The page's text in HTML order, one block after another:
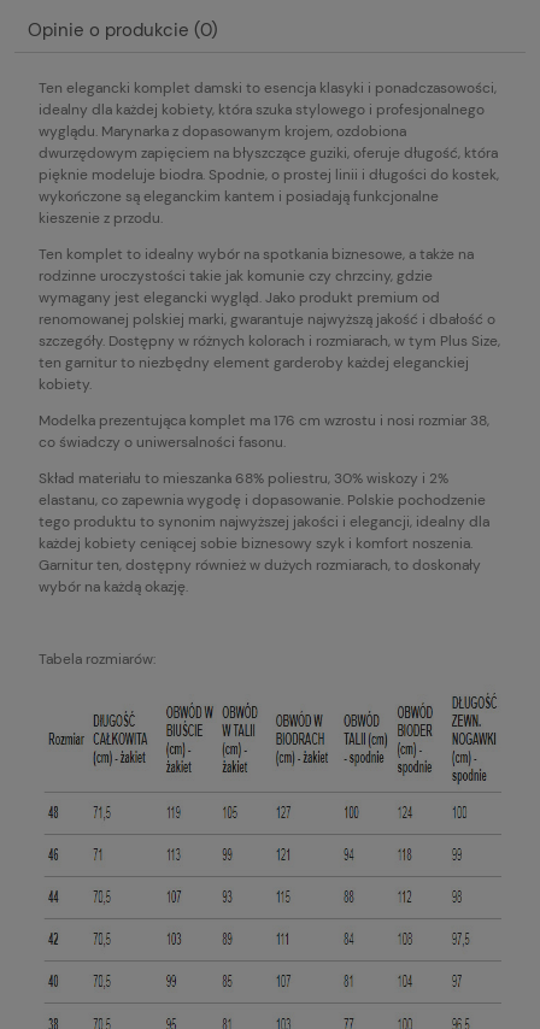
Opinie o produkcie (0)
Ten elegancki komplet damski to esencja klasyki i ponadczasowości,
idealny dla każdej kobiety, która szuka stylowego i profesjonalnego
wyglądu. Marynarka z dopasowanym krojem, ozdobiona
dwurzędowym zapięciem na błyszczące guziki, oferuje długość, która
pięknie modeluje biodra. Spodnie, o prostej linii i długości do kostek,
wykończone są eleganckim kantem i posiadają funkcjonalne
kieszenie z przodu.
Ten komplet to idealny wybór na spotkania biznesowe, a także na
rodzinne uroczystości takie jak komunie czy chrzciny, gdzie
wymagany jest elegancki wygląd. Jako produkt premium od
renomowanej polskiej marki, gwarantuje najwyższą jakość i dbałość o
szczegóły. Dostępny w różnych kolorach i rozmiarach, w tym Plus Size,
ten garnitur to niezbędny element garderoby każdej eleganckiej
kobiety.
Modelka prezentująca komplet ma 176 cm wzrostu i nosi rozmiar 38,
co świadczy o uniwersalności fasonu.
Skład materiału to mieszanka 68% poliestru, 30% wiskozy i 2%
elastanu, co zapewnia wygodę i dopasowanie. Polskie pochodzenie
tego produktu to synonim najwyższej jakości i elegancji, idealny dla
każdej kobiety ceniącej sobie biznesowy szyk i komfort noszenia.
Garnitur ten, dostępny również w dużych rozmiarach, to doskonały
wybór na każdą okazję.
Tabela rozmiarów: